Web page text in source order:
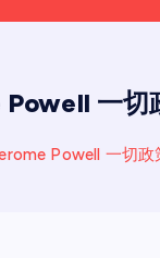
一
Powell 一切